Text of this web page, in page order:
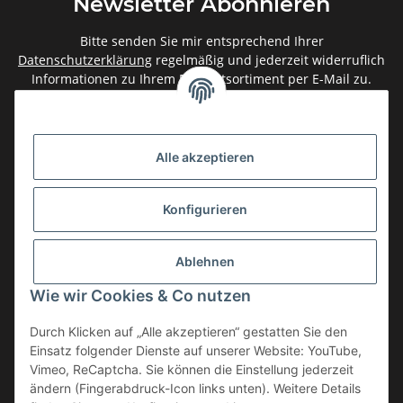
Alle akzeptieren
Konfigurieren
Ablehnen
Wie wir Cookies & Co nutzen
Durch Klicken auf „Alle akzeptieren“ gestatten Sie den
Einsatz folgender Dienste auf unserer Website: YouTube,
Vimeo, ReCaptcha. Sie können die Einstellung jederzeit
ändern (Fingerabdruck-Icon links unten). Weitere Details
Bitte senden Sie mir entsprechend Ihrer
Datenschutzerklärung regelmäßig und jederzeit widerruflich
Informationen zu Ihrem Produktsortiment per E-Mail zu.
Gesetzliche Informationen
Informationen
Service
Vertrag widerrufen
* Alle Preise inkl. gesetzlicher USt., zzgl.Versand